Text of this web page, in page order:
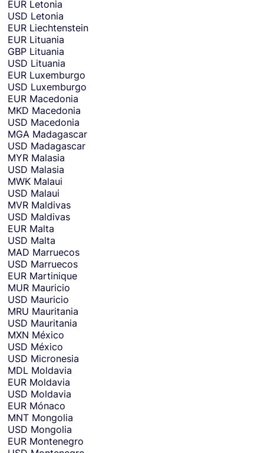
EUR Letonia
USD Letonia
EUR Liechtenstein
EUR Lituania
GBP Lituania
USD Lituania
EUR Luxemburgo
USD Luxemburgo
EUR Macedonia
MKD Macedonia
USD Macedonia
MGA Madagascar
USD Madagascar
MYR Malasia
USD Malasia
MWK Malaui
USD Malaui
MVR Maldivas
USD Maldivas
EUR Malta
USD Malta
MAD Marruecos
USD Marruecos
EUR Martinique
MUR Mauricio
USD Mauricio
MRU Mauritania
USD Mauritania
MXN México
USD México
USD Micronesia
MDL Moldavia
EUR Moldavia
USD Moldavia
EUR Mónaco
MNT Mongolia
USD Mongolia
EUR Montenegro